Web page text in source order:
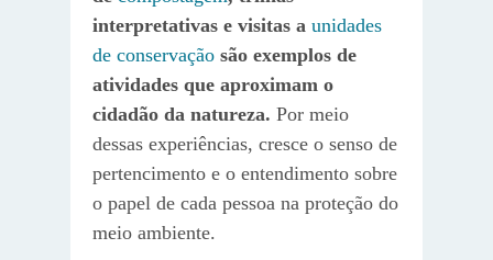
interpretativas e visitas a unidades
de conservação são exemplos de
atividades que aproximam o
cidadão da natureza. Por meio
dessas experiências, cresce o senso de
pertencimento e o entendimento sobre
o papel de cada pessoa na proteção do
meio ambiente.